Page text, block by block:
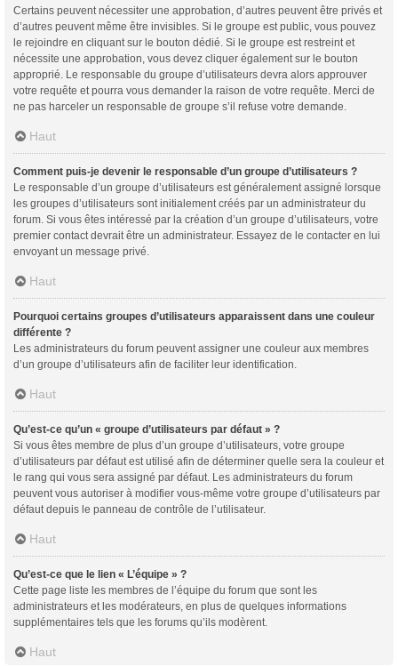
Certains peuvent nécessiter une approbation, d’autres peuvent être privés et
d’autres peuvent même être invisibles. Si le groupe est public, vous pouvez
le rejoindre en cliquant sur le bouton dédié. Si le groupe est restreint et
nécessite une approbation, vous devez cliquer également sur le bouton
approprié. Le responsable du groupe d’utilisateurs devra alors approuver
votre requête et pourra vous demander la raison de votre requête. Merci de
ne pas harceler un responsable de groupe s’il refuse votre demande.
Haut
Comment puis-je devenir le responsable d’un groupe d’utilisateurs ?
Le responsable d’un groupe d’utilisateurs est généralement assigné lorsque
les groupes d’utilisateurs sont initialement créés par un administrateur du
forum. Si vous êtes intéressé par la création d’un groupe d’utilisateurs, votre
premier contact devrait être un administrateur. Essayez de le contacter en lui
envoyant un message privé.
Haut
Pourquoi certains groupes d’utilisateurs apparaissent dans une couleur
différente ?
Les administrateurs du forum peuvent assigner une couleur aux membres
d’un groupe d’utilisateurs afin de faciliter leur identification.
Haut
Qu’est-ce qu’un « groupe d’utilisateurs par défaut » ?
Si vous êtes membre de plus d’un groupe d’utilisateurs, votre groupe
d’utilisateurs par défaut est utilisé afin de déterminer quelle sera la couleur et
le rang qui vous sera assigné par défaut. Les administrateurs du forum
peuvent vous autoriser à modifier vous-même votre groupe d’utilisateurs par
défaut depuis le panneau de contrôle de l’utilisateur.
Haut
Qu’est-ce que le lien « L’équipe » ?
Cette page liste les membres de l’équipe du forum que sont les
administrateurs et les modérateurs, en plus de quelques informations
supplémentaires tels que les forums qu’ils modèrent.
Haut